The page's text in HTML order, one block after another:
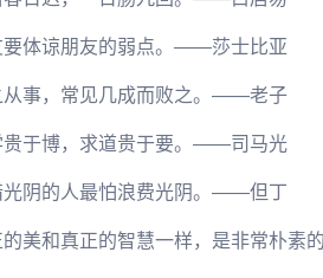
要体谅朋友的弱点。——莎士比亚
从事，常见几成而败之。——老子
贵于博，求道贵于要。——司马光
光阴的人最怕浪费光阴。——但丁
美和真正的智慧一样，是非常朴素的